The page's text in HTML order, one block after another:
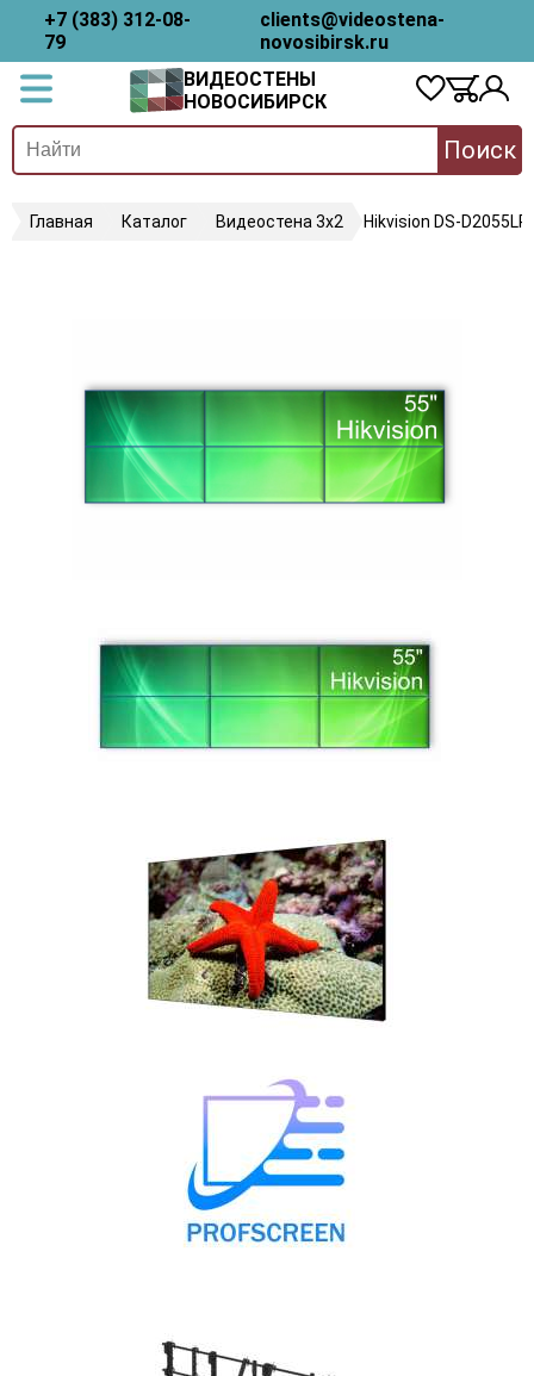
+7 (383) 312-08-
79
clients@videostena-
novosibirsk.ru
ВИДЕОСТЕНЫ
НОВОСИБИРСК
Поиск
Главная Каталог Видеостена 3х2 Hikvision DS-